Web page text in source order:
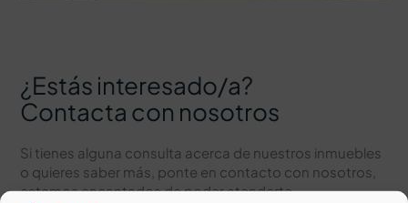
¿Estás interesado/a?
Contacta con nosotros
Si tienes alguna consulta acerca de nuestros inmuebles
o quieres saber más, ponte en contacto con nosotros,
estamos encantados de poder atenderte.